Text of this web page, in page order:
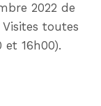
2022 de
toutes
et 16h00).